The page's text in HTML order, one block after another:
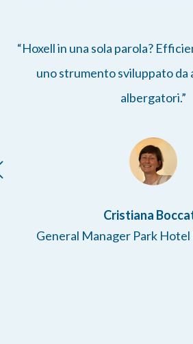
“Hoxell in una sola parola?
uno strumento sviluppato
albergatori.”
Cristiana
General Manager Park Hotel